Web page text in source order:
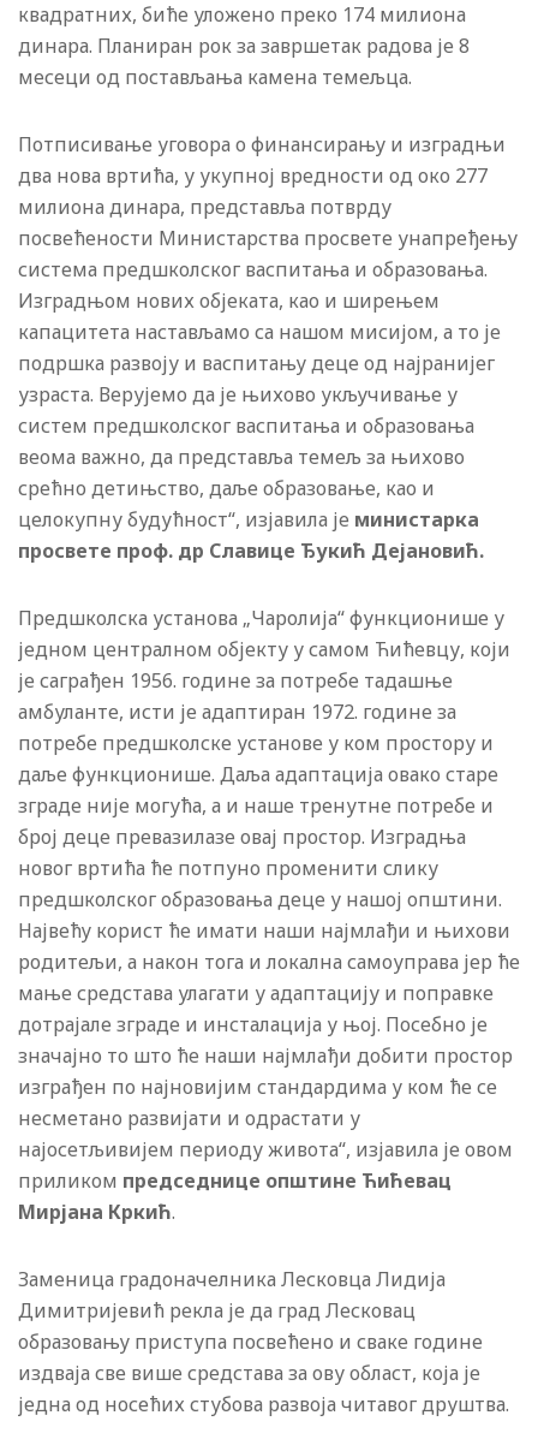
квадратних, биће уложено преко 174 милиона
динара. Планиран рок за завршетак радова је 8
месеци од постављања камена темељца.
Потписивање уговора о финансирању и изградњи
два нова вртића, у укупној вредности од око 277
милиона динара, представља потврду
посвећености Министарства просвете унапређењу
система предшколског васпитања и образовања.
Изградњом нових објеката, као и ширењем
капацитета настављамо са нашом мисијом, а то је
подршка развоју и васпитању деце од најранијег
узраста. Верујемо да је њихово укључивање у
систем предшколског васпитања и образовања
веома важно, да представља темељ за њихово
срећно детињство, даље образовање, као и
целокупну будућност“, изјавила је министарка
просвете проф. др Славице Ђукић Дејановић.
Предшколска установа „Чаролија“ функционише у
једном централном објекту у самом Ћићевцу, који
је саграђен 1956. године за потребе тадашње
амбуланте, исти је адаптиран 1972. године за
потребе предшколске установе у ком простору и
даље функционише. Даља адаптација овако старе
зграде није могућа, а и наше тренутне потребе и
број деце превазилазе овај простор. Изградња
новог вртића ће потпуно променити слику
предшколског образовања деце у нашој општини.
Највећу корист ће имати наши најмлађи и њихови
родитељи, а након тога и локална самоуправа јер ће
мање средстава улагати у адаптацију и поправке
дотрајале зграде и инсталација у њој. Посебно је
значајно то што ће наши најмлађи добити простор
изграђен по најновијим стандардима у ком ће се
несметано развијати и одрастати у
најосетљивијем периоду живота“, изјавила је овом
приликом председнице општине Ћићевац
Мирјана Кркић.
Заменица градоначелника Лесковца Лидија
Димитријевић рекла је да град Лесковац
образовању приступа посвећено и сваке године
издваја све више средстава за ову област, која је
једна од носећих стубова развоја читавог друштва.